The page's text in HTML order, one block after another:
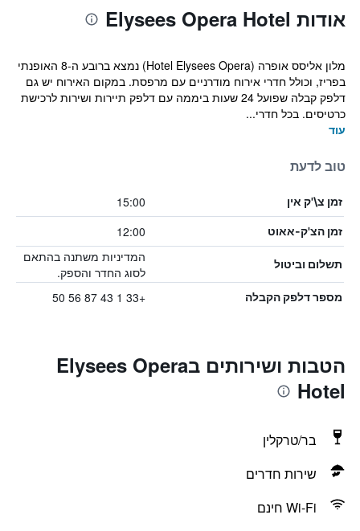
אודות Elysees Opera Hotel
מלון אליסס אופרה (Hotel Elysees Opera) נמצא ברובע ה-8 האופנתי
בפריז, וכולל חדרי אירוח מודרניים עם מרפסת. במקום האירוח יש גם
דלפק קבלה שפועל 24 שעות ביממה עם דלפק תיירות ושירות לרכישת
כרטיסים. בכל חדרי...
עוד
טוב לדעת
זמן צ\'ק אין 15:00
זמן הצ'ק-אאוט 12:00
תשלום וביטול
המדיניות משתנה בהתאם
לסוג החדר והספק.
מספר דלפק הקבלה +33 1 43 87 56 50
הטבות ושירותים בElysees Opera
Hotel
בר/טרקלין
שירות חדרים
Wi-Fi חינם